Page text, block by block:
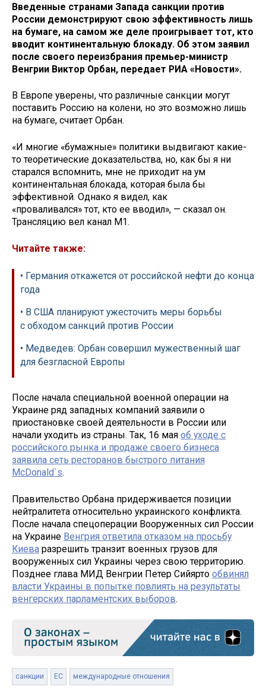
Введенные странами Запада санкции против
России демонстрируют свою эффективность лишь
на бумаге, на самом же деле проигрывает тот, кто
вводит континентальную блокаду. Об этом заявил
после своего переизбрания премьер-министр
Венгрии Виктор Орбан, передает РИА «Новости».
В Европе уверены, что различные санкции могут
поставить Россию на колени, но это возможно лишь
на бумаге, считает Орбан.
«И многие «бумажные» политики выдвигают какие-
то теоретические доказательства, но, как бы я ни
старался вспомнить, мне не приходит на ум
континентальная блокада, которая была бы
эффективной. Однако я видел, как
«проваливался» тот, кто ее вводил», — сказал он.
Трансляцию вел канал М1.
Читайте также:
• Германия откажется от российской нефти до конца
года
• В США планируют ужесточить меры борьбы
с обходом санкций против России
• Медведев: Орбан совершил мужественный шаг
для безгласной Европы
После начала специальной военной операции на
Украине ряд западных компаний заявили о
приостановке своей деятельности в России или
начали уходить из страны. Так, 16 мая об уходе с
российского рынка и продаже своего бизнеса
заявила сеть ресторанов быстрого питания
McDonald`s.
Правительство Орбана придерживается позиции
нейтралитета относительно украинского конфликта.
После начала спецоперации Вооруженных сил России
на Украине Венгрия ответила отказом на просьбу
Киева разрешить транзит военных грузов для
вооруженных сил Украины через свою территорию.
Позднее глава МИД Венгрии Петер Сийярто обвинял
власти Украины в попытке повлиять на результаты
венгерских парламентских выборов.
санкции ЕС международные отношения